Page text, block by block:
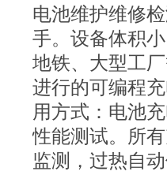
电池维护维修
手。设备体积
地铁、大型工
进行的可编程
用方式：电池
性能测试。所
监测，过热自